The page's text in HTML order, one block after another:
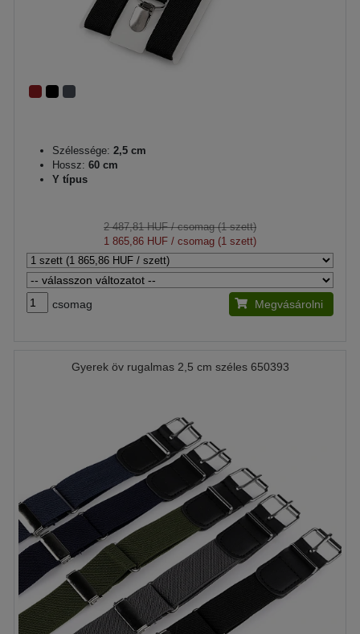
Szélessége: 2,5 cm
Hossz: 60 cm
Y típus
2 487,81 HUF/ csomag (1 szett)
1 865,86 HUF / csomag (1 szett)
csomag Megvásárolni
Gyerek öv rugalmas 2,5 cm széles 650393